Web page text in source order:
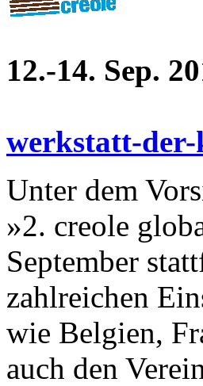
12.-14. Sep.
werkstatt-
Unter dem
»2. creole
September
zahlreichen
wie Belgien,
auch den